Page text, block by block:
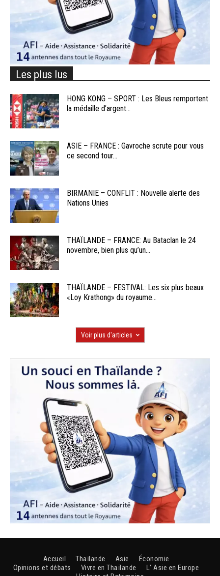
Les plus lus
HONG KONG – SPORT : Les Bleus remportent
la médaille d’argent...
ASIE – FRANCE : Gavroche scrute pour vous
ce second tour...
BIRMANIE – CONFLIT : Nouvelle alerte des
Nations Unies
THAÏLANDE – FRANCE: Au Bataclan le 24
novembre, bien plus qu’un...
THAÏLANDE – FESTIVAL: Les six plus beaux
«Loy Krathong» du royaume...
Voir plus d'articles
Accueil Thaïlande Asie
Économie
Opinions et débats
Vivre en Thaïlande
L’ Asie en Europe